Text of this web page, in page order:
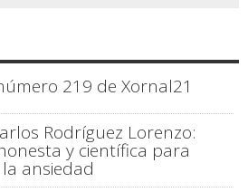
219 de Xornal21
Rodríguez Lorenzo:
y científica para
ansiedad